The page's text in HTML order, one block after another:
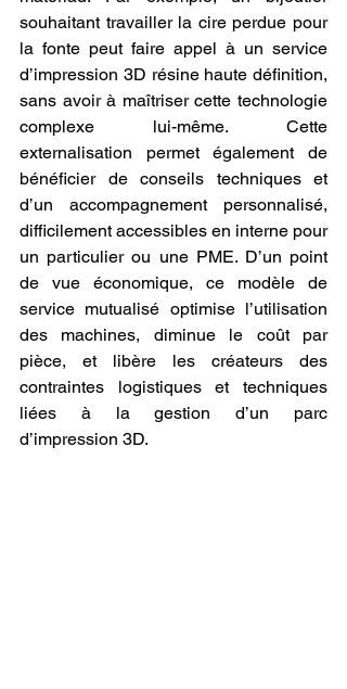
souhaitant travailler la cire perdue pour
la fonte peut faire appel à un service
d’impression 3D résine haute définition,
sans avoir à maîtriser cette technologie
complexe lui-même. Cette
externalisation permet également de
bénéficier de conseils techniques et
d’un accompagnement personnalisé,
difficilement accessibles en interne pour
un particulier ou une PME. D’un point
de vue économique, ce modèle de
service mutualisé optimise l’utilisation
des machines, diminue le coût par
pièce, et libère les créateurs des
contraintes logistiques et techniques
liées à la gestion d’un parc
d’impression 3D.